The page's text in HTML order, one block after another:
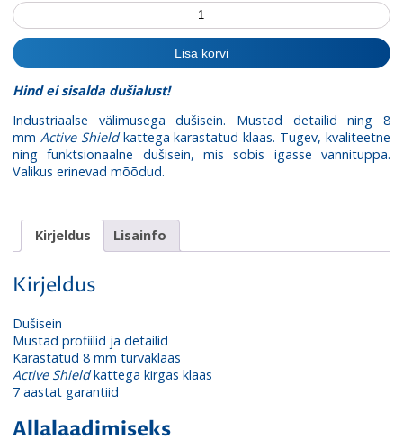
Dušisein
New
Modus
Black
kogus
Lisa korvi
Hind ei sisalda dušialust!
Industriaalse välimusega dušisein. Mustad detailid ning 8
mm Active Shieldkattega karastatud klaas. Tugev, kvaliteetne
ning funktsionaalne dušisein, mis sobis igasse vannituppa.
Valikus erinevad mõõdud.
Kirjeldus Lisainfo
Kirjeldus
Dušisein
Mustad profiilid ja detailid
Karastatud 8 mm turvaklaas
Active Shieldkattega kirgas klaas
7 aastat garantiid
Allalaadimiseks